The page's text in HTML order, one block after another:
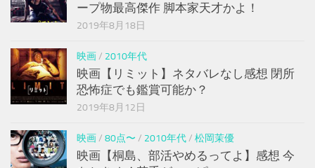
ープ物最高傑作 脚本家天才かよ！
2019年8月18日
映画/ 2010年代
映画【リミット】ネタバレなし感想 閉所
恐怖症でも鑑賞可能か？
2019年8月12日
映画/ 80点〜 / 2010年代/ 松岡茉優
映画【桐島、部活やめるってよ】感想 今